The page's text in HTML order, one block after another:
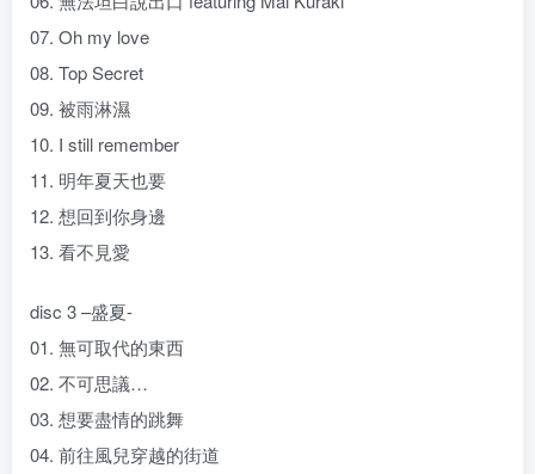
07. Oh my love
08. Top Secret
09. 被雨淋濕
10. I still remember
11. 明年夏天也要
12. 想回到你身邊
13. 看不見愛
disc 3 –盛夏-
01. 無可取代的東西
02. 不可思議…
03. 想要盡情的跳舞
04. 前往風兒穿越的街道